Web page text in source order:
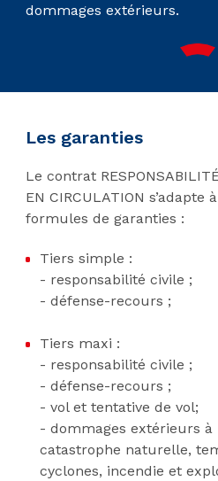
dommages extérieurs.
Les garanties
Le contrat
EN CIRCULATION s’adapte
formules de garanties :
Tiers simple :
- responsabilité civile ;
- défense-recours ;
Tiers maxi :
- responsabilité civile ;
- défense-recours ;
- vol et tentative de vol;
- dommages extérieurs à
catastrophe naturelle,
cyclones, incendie et